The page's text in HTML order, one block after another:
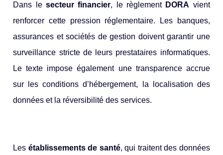
Dans lesecteur financier, le règlement DORA vient
renforcer cette pression réglementaire. Les banques,
assurances et sociétés de gestion doivent garantir une
surveillance stricte de leurs prestataires informatiques.
Le texte impose également une transparence accrue
sur les conditions d’hébergement, la localisation des
données et la réversibilité des services.
Les établissements de santé, qui traitent des données